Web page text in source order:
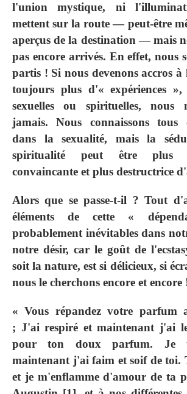
l'union mystique, ni
mettent sur la route — peut-être
aperçus de la destination — mais
pas encore arrivés. En effet, nous
partis ! Si nous devenons accros à
toujours plus d'« expériences »,
sexuelles ou spirituelles, nous
jamais. Nous connaissons tous
dans la sexualité, mais la
spiritualité peut être plus
convaincante et plus destructrice
Alors que se passe-t-il ? Tout
éléments de cette «
probablement inévitables dans
notre désir, car le goût de
soit la nature, est si délicieux, si
nous le cherchons encore et encore
« Vous répandez votre parfum
; J'ai respiré et maintenant j'ai
pour ton doux parfum. Je
maintenant j'ai faim et soif de toi.
et je m'enflamme d'amour de ta